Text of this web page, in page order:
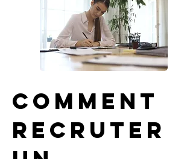
Comment
recruter